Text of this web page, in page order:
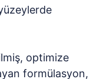
optimize
formülasyon,